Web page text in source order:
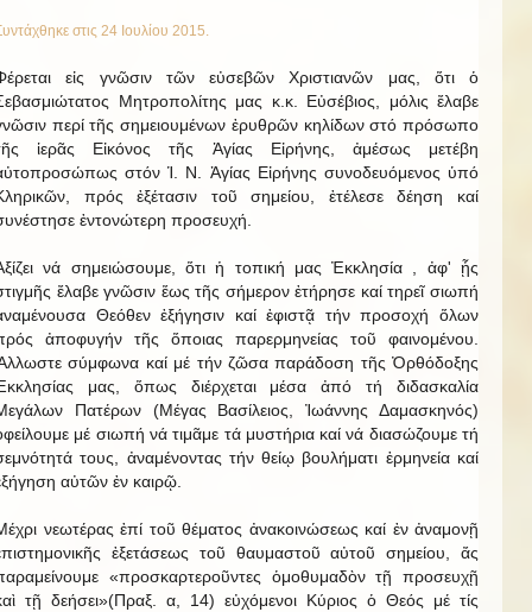
στις 24 Ιουλίου 2015.
εἰς γνῶσιν τῶν εὐσεβῶν Χριστιανῶν μας, ὅτι ὁ
Μητροπολίτης μας κ.κ. Εὐσέβιος, μόλις ἔλαβε
περί τῆς σημειουμένων ἐρυθρῶν κηλίδων στό πρόσωπο
ἱερᾶς Εἰκόνος τῆς Ἁγίας Εἰρήνης, ἀμέσως μετέβη
στόν Ἱ. Ν. Ἁγίας Εἰρήνης συνοδευόμενος ὑπό
πρός ἐξέτασιν τοῦ σημείου, ἐτέλεσε δέηση καί
ἐντονώτερη προσευχή.
νά σημειώσουμε, ὅτι ἡ τοπική μας Ἐκκλησία , ἀφ' ᾗς
ἔλαβε γνῶσιν ἕως τῆς σήμερον ἐτήρησε καί τηρεῖ σιωπή
Θεόθεν ἐξήγησιν καί ἐφιστᾷ τήν προσοχή ὅλων
ἀποφυγήν τῆς ὅποιας παρερμηνείας τοῦ φαινομένου.
σύμφωνα καί μέ τήν ζῶσα παράδοση τῆς Ὀρθόδοξης
μας, ὅπως διέρχεται μέσα ἀπό τή διδασκαλία
Πατέρων (Μέγας Βασίλειος, Ἰωάννης Δαμασκηνός)
μέ σιωπή νά τιμᾶμε τά μυστήρια καί νά διασώζουμε τή
τους, ἀναμένοντας τήν θείῳ βουλήματι ἑρμηνεία καί
αὐτῶν ἐν καιρῷ.
νεωτέρας ἐπί τοῦ θέματος ἀνακοινώσεως καί ἐν ἀναμονῇ
ἐξετάσεως τοῦ θαυμαστοῦ αὐτοῦ σημείου, ἄς
«προσκαρτεροῦντες ὁμοθυμαδὸν τῇ προσευχῇ
τῇ δεήσει»(Πραξ. α, 14) εὐχόμενοι Κύριος ὁ Θεός μέ τίς